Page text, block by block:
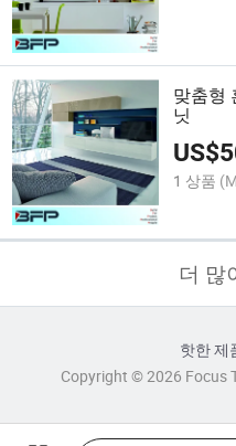
맞춤형
닛
US$
1 상품
더 많
핫한 제
Copyright © 2026 Focus